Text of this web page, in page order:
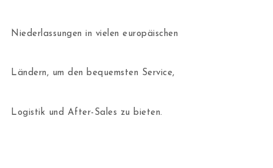
Niederlassungen in vielen europäischen
Ländern, um den bequemsten Service,
Logistik und After-Sales zu bieten.